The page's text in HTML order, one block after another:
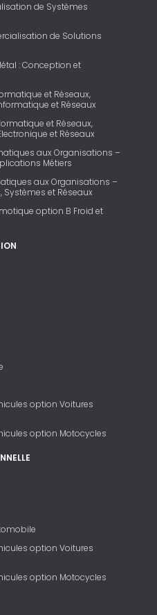
de Systèmes
de Solutions
: Conception et
et Réseaux,
et Réseaux
et Réseaux,
et Réseaux
aux Organisations –
Métiers
aux Organisations –
Systèmes et Réseaux
option B Froid et
option Voitures
option Motocycles
option Voitures
option Motocycles